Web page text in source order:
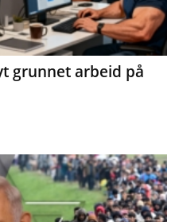
grunnet arbeid på